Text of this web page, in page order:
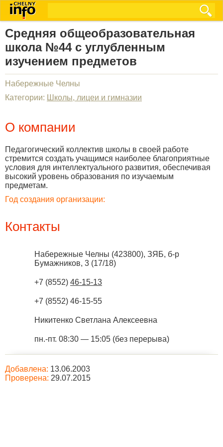
Средняя общеобразовательная
школа №44 с углубленным
изучением предметов
Набережные Челны
Категории: Школы, лицеи и гимназии
О компании
Педагогический коллектив школы в своей работе
стремится создать учащимся наиболее благоприятные
условия для интеллектуального развития, обеспечивая
высокий уровень образования по изучаемым
предметам.
Год создания организации:
Контакты
Набережные Челны (423800), ЗЯБ, б-р
Бумажников, 3 (17/18)
+7 (8552) 46-15-13
+7 (8552) 46-15-55
Никитенко Светлана Алексеевна
пн.-пт. 08:30 — 15:05 (без перерыва)
Добавлена: 13.06.2003
Проверена: 29.07.2015